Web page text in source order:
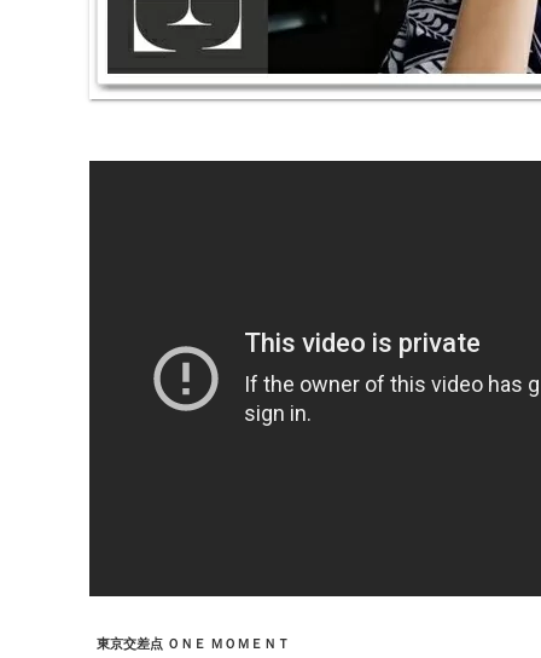
東京交差点 ＯＮＥ ＭＯＭＥＮＴ